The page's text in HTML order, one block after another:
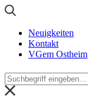
Neuigkeiten
Kontakt
VGem Ostheim